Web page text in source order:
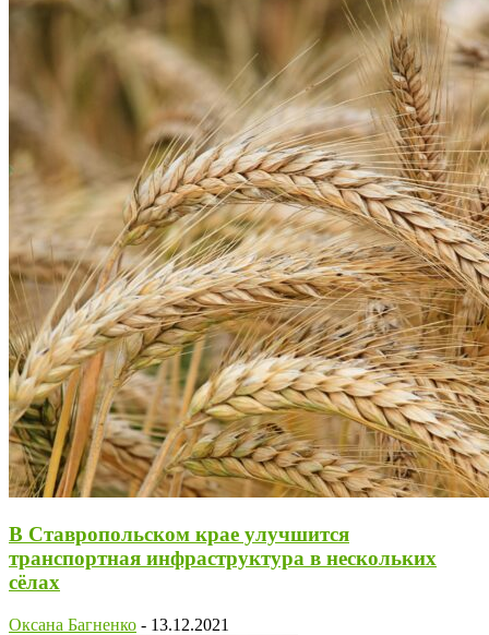
В Ставропольском крае улучшится
транспортная инфраструктура в нескольких
сёлах
Оксана Багненко - 13.12.2021